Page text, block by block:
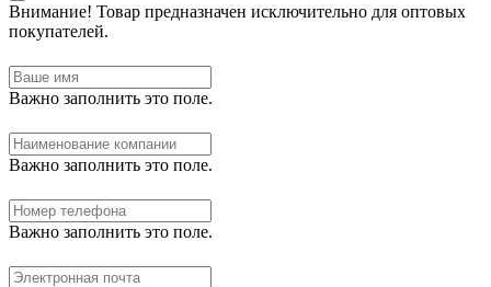
Внимание! Товар предназначен исключительно для оптовых
покупателей.
Важно заполнить это поле.
Важно заполнить это поле.
Важно заполнить это поле.